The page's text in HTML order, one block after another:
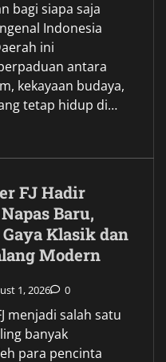
bagi siapa saja
Indonesia
ini
antara
kekayaan budaya,
tetap hidup di…
FJ Hadir
Baru,
Klasik dan
Modern
1, 2026 0
menjadi salah satu
banyak
para pencinta